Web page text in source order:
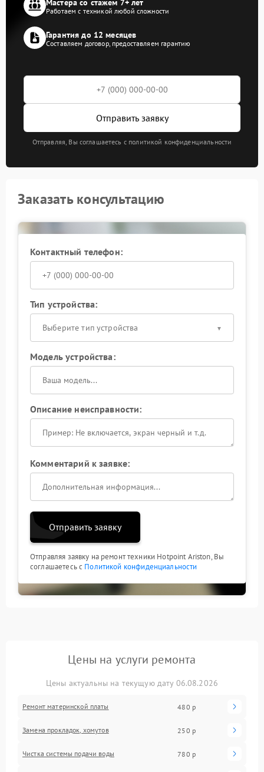
Работаем с техникой любой сложности
Гарантия до 12 месяцев
Составляем договор, предоставляем гарантию
Отправить заявку
Отправляя, Вы соглашаетесь с политикой конфиденциальности
Заказать консультацию
Контактный телефон:
Тип устройства:
Выберите тип устройства
Модель устройства:
Описание неисправности:
Комментарий к заявке:
Отправить заявку
Отправляя заявку на ремонт техники Hotpoint Ariston, Вы
соглашаетесь с Политикой конфиденциальности
Цены на услуги ремонта
Цены актуальны на текущую дату 06.08.2026
Ремонт материнской платы 480 р
Замена прокладок, хомутов 250 р
Чистка системы подачи воды 780 р